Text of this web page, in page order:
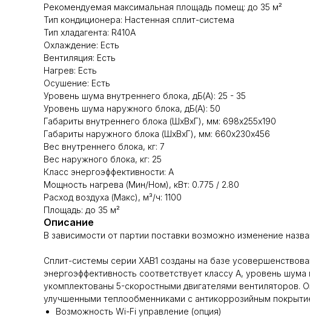
Рекомендуемая максимальная площадь помещ: до 35 м²
Тип кондиционера: Настенная cплит-система
Тип хладагента: R410A
Охлаждение: Есть
Вентиляция: Есть
Нагрев: Есть
Осушение: Есть
Уровень шума внутреннего блока, дБ(А): 25 - 35
Уровень шума наружного блока, дБ(А): 50
Габариты внутреннего блока (ШхВхГ), мм: 698х255х190
Габариты наружного блока (ШхВхГ), мм: 660х230х456
Вес внутреннего блока, кг: 7
Вес наружного блока, кг: 25
Класс энергоэффективности: A
Мощность нагрева (Мин/Ном), кВт: 0.775 / 2.80
Расход воздуха (Макс), м³/ч: 1100
Площадь: до 35 м²
Описание
В зависимости от партии поставки возможно изменение
Сплит-системы серии XAB1 созданы на базе
энергоэффективность соответствует классу A, уровень
укомплектованы 5-скоростными двигателями
улучшенными теплообменниками с антикоррозийным
Возможность Wi-Fi управление (опция)